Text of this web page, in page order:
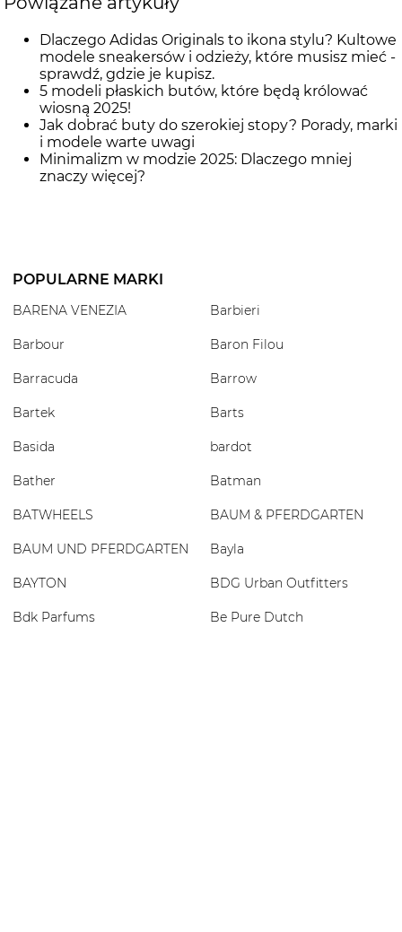
Dlaczego Adidas Originals to ikona stylu? Kultowe
modele sneakersów i odzieży, które musisz mieć -
sprawdź, gdzie je kupisz.
5 modeli płaskich butów, które będą królować
wiosną 2025!
Jak dobrać buty do szerokiej stopy? Porady, marki
i modele warte uwagi
Minimalizm w modzie 2025: Dlaczego mniej
znaczy więcej?
POPULARNE MARKI
BARENA VENEZIA Barbieri
Barbour Baron Filou
Barracuda Barrow
Bartek Barts
Basida bardot
Bather Batman
BATWHEELS BAUM & PFERDGARTEN
BAUM UND PFERDGARTEN Bayla
BAYTON BDG Urban Outfitters
Bdk Parfums Be Pure Dutch